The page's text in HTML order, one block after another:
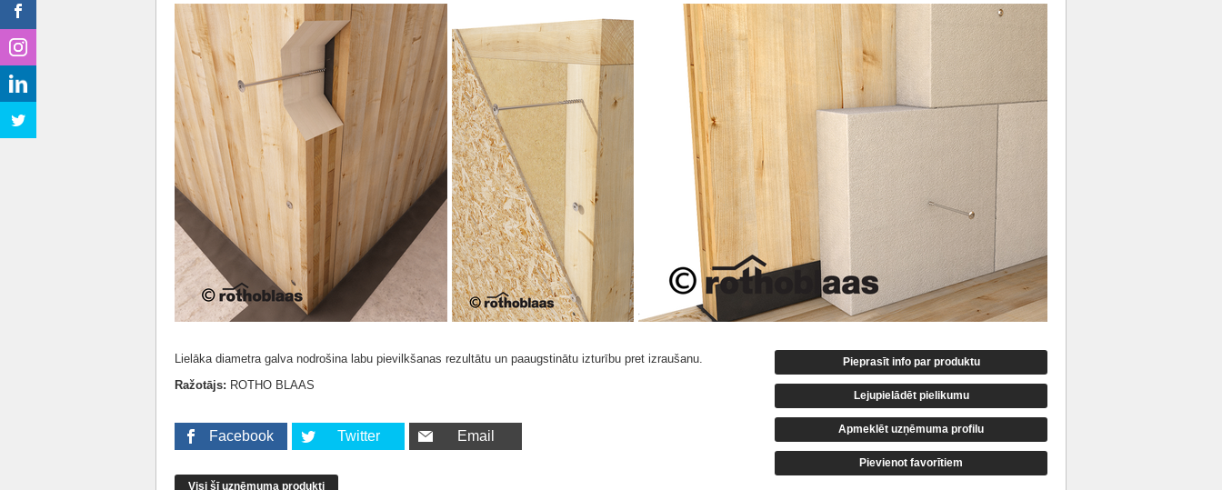
Lielāka diametra galva nodrošina labu pievilkšanas rezultātu un paaugstinātu izturību pret izraušanu.
Ražotājs: ROTHO BLAAS
Facebook Twitter Email
Visi šī uzņēmuma produkti
Pieprasīt info par produktu
Lejupielādēt pielikumu
Apmeklēt uzņēmuma profilu
Pievienot favorītiem